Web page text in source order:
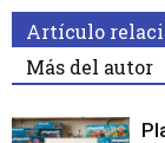
Artículo
Más del autor